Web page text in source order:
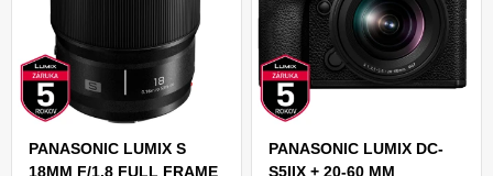
PANASONIC LUMIX S
18MM F/1.8 FULL FRAME
PANASONIC LUMIX DC-
S5IIX + 20-60 MM